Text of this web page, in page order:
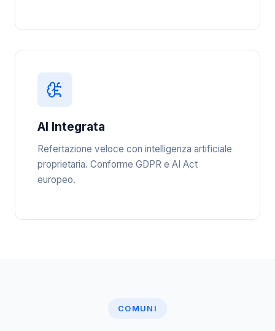
AI Integrata
Refertazione veloce con intelligenza artificiale
proprietaria. Conforme GDPR e AI Act
europeo.
COMUNI